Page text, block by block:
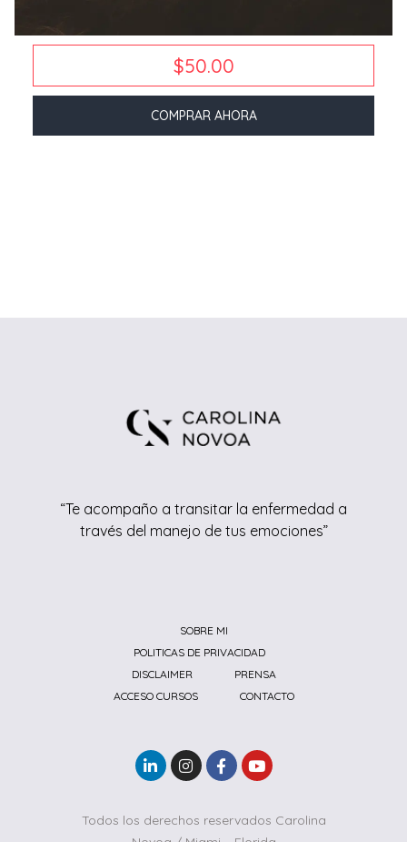
$50.00
COMPRAR AHORA
“Te acompaño a transitar la enfermedad a
través del manejo de tus emociones”
SOBRE MI
POLITICAS DE PRIVACIDAD
DISCLAIMER
PRENSA
ACCESO CURSOS
CONTACTO
Todos los derechos reservados Carolina